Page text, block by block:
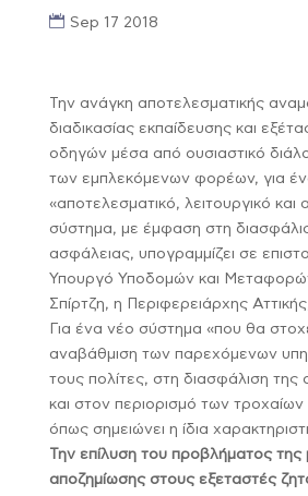
Sep 17 2018
Την ανάγκη αποτελεσματικής
διαδικασίας εκπαίδευσης και
οδηγών μέσα από ουσιαστικό
των εμπλεκόμενων φορέων, για
«αποτελεσματικό, λειτουργικό και
σύστημα, με έμφαση στη
ασφάλειας, υπογραμμίζει σε
Υπουργό Υποδομών και
Σπίρτζη, η Περιφερειάρχης
Για ένα νέο σύστημα «που θα
αναβάθμιση των παρεχόμενων
τους πολίτες, στη διασφάλιση της
και στον περιορισμό των
όπως σημειώνει η ίδια
Την επίλυση του προβλήματος
αποζημίωσης στους εξεταστές